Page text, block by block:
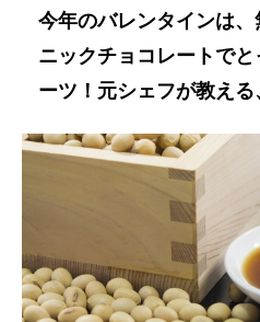
今年のバレンタインは
ニックチョコレートで
ーツ！元シェフが教える